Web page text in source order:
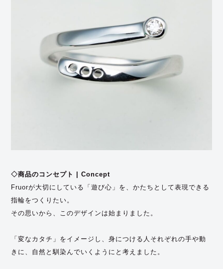
◇商品のコンセプト | Concept
Fruorが大切にしている「遊び心」を、かたちとして表現できる
指輪をつくりたい。
その思いから、このデザインは始まりました。
「変なカタチ」をイメージし、身につける人それぞれの手や動
きに、自然と馴染んでいくようにと考えました。